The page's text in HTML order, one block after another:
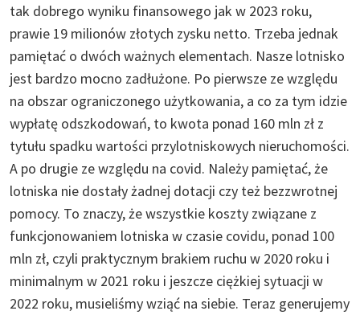
tak dobrego wyniku finansowego jak w 2023 roku,
prawie 19 milionów złotych zysku netto. Trzeba jednak
pamiętać o dwóch ważnych elementach. Nasze lotnisko
jest bardzo mocno zadłużone. Po pierwsze ze względu
na obszar ograniczonego użytkowania, a co za tym idzie
wypłatę odszkodowań, to kwota ponad 160 mln zł z
tytułu spadku wartości przylotniskowych nieruchomości.
A po drugie ze względu na covid. Należy pamiętać, że
lotniska nie dostały żadnej dotacji czy też bezzwrotnej
pomocy. To znaczy, że wszystkie koszty związane z
funkcjonowaniem lotniska w czasie covidu, ponad 100
mln zł, czyli praktycznym brakiem ruchu w 2020 roku i
minimalnym w 2021 roku i jeszcze ciężkiej sytuacji w
2022 roku, musieliśmy wziąć na siebie. Teraz generujemy